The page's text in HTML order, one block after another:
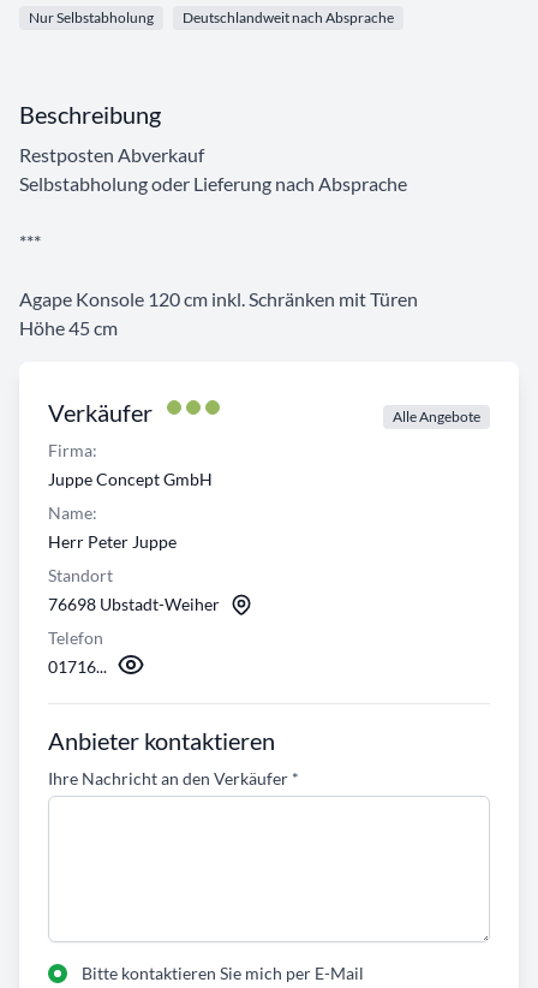
Nur Selbstabholung Deutschlandweit nach Absprache
Verkäufer Alle Angebote
Firma:
Juppe Concept GmbH
Name:
Herr Peter Juppe
Standort
76698 Ubstadt-Weiher
Telefon
01716...
Anbieter kontaktieren
Ihre Nachricht an den Verkäufer *
Bitte kontaktieren Sie mich per E-Mail
Beschreibung
Restposten Abverkauf
Selbstabholung oder Lieferung nach Absprache
***
Agape Konsole 120 cm inkl. Schränken mit Türen
Höhe 45 cm